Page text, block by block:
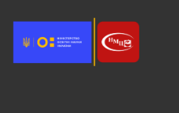
вмісту